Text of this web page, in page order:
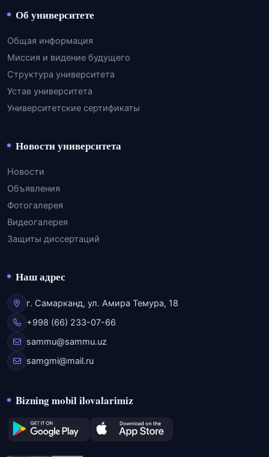
Об университете
Общая информация
Миссия и видение будущего
Структура университета
Устав университета
Университетские сертификаты
Новости университета
Новости
Объявления
Фотогалерея
Видеогалерея
Защиты диссертаций
Наш адрес
г. Самарканд, ул. Амира Темура, 18
+998 (66) 233-07-66
sammu@sammu.uz
samgmi@mail.ru
Bizning mobil ilovalarimiz